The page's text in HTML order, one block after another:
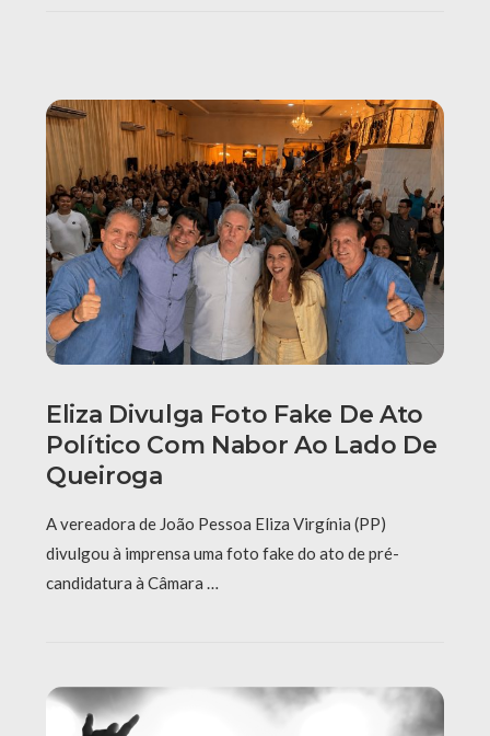
Eliza Divulga Foto Fake De Ato
Político Com Nabor Ao Lado De
Queiroga
A vereadora de João Pessoa Eliza Virgínia (PP)
divulgou à imprensa uma foto fake do ato de pré-
candidatura à Câmara …